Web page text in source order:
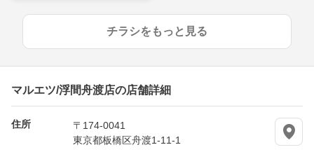
チラシをもっと見る
マルエツ/浮間舟渡店の店舗詳細
住所
〒174-0041
東京都板橋区舟渡1-11-1